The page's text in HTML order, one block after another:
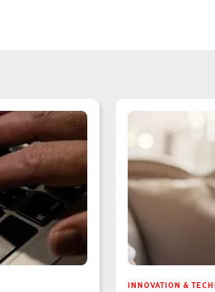
INNOVATION &